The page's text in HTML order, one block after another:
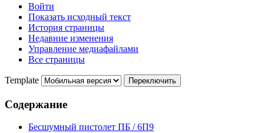
Войти
Показать исходный текст
История страницы
Недавние изменения
Управление медиафайлами
Все страницы
Template
Содержание
Бесшумный пистолет ПБ / 6П9